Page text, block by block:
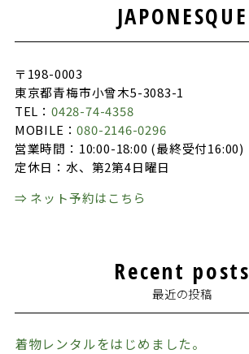
k
JAPONESQUE
〒198-0003
東京都青梅市小曾木5-3083-1
TEL：0428-74-4358
MOBILE：080-2146-0296
営業時間：10:00-18:00 (最終受付16:00)
定休日：水、第2第4日曜日
⇒ ネット予約はこちら
Recent posts
最近の投稿
着物レンタルをはじめました。